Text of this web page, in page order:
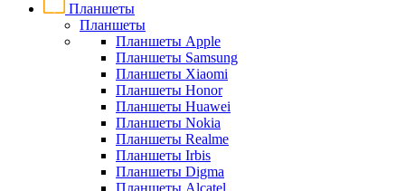
Планшеты
Планшеты
Планшеты Apple
Планшеты Samsung
Планшеты Xiaomi
Планшеты Honor
Планшеты Huawei
Планшеты Nokia
Планшеты Realme
Планшеты Irbis
Планшеты Digma
Планшеты Alcatel